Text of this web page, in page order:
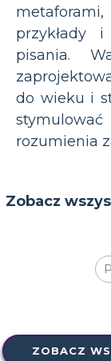
przykłady
pisania.
do wieku i
rozumienia
Zobacz
ZOBACZ